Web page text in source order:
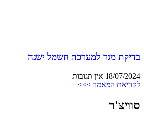
בדיקת מגר למערכת חשמל ישנה
18/07/2024 אין תגובות
לקריאת המאמר >>>
סוויצ'ר